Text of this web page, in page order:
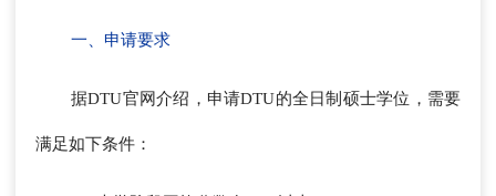
一、申请要求
据DTU官网介绍，申请DTU的全日制硕士学位，需要
满足如下条件：